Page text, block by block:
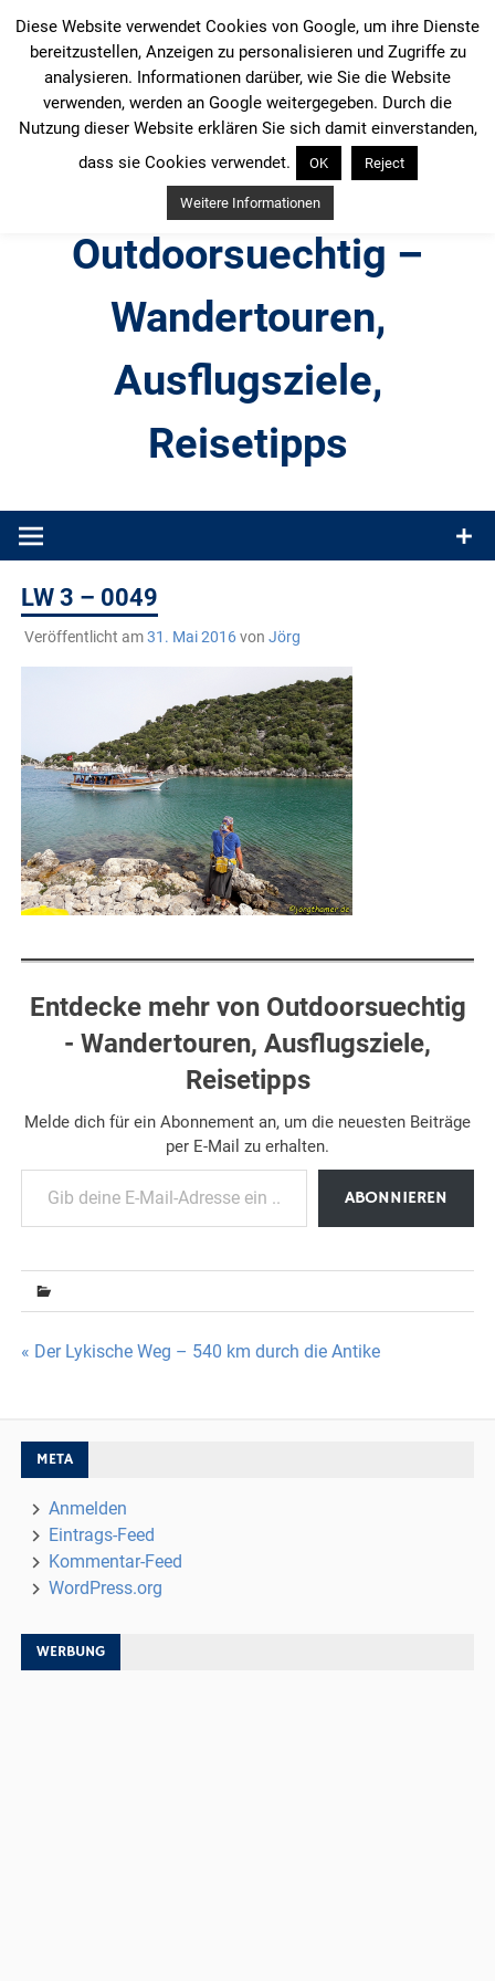
Inhalt
springen
Outdoorsuechtig –
Wandertouren,
Ausflugsziele,
Reisetipps
Produkttests und Buchrezensionen. Ein Blog für alle, die gern
LW 3 – 0049
Veröffentlicht am31. Mai 2016von Jörg
Entdecke mehr von Outdoorsuechtig
- Wandertouren, Ausflugsziele,
Reisetipps
Melde dich für ein Abonnement an, um die neuesten Beiträge
per E-Mail zu erhalten.
Gib deine E-Mail-Adresse ein ...
ABONNIEREN
Beitragsnavigation
« Der Lykische Weg – 540 km durch die Antike
META
Anmelden
Eintrags-Feed
Kommentar-Feed
WordPress.org
WERBUNG
Diese Website verwendet Cookies von Google, um ihre Dienste
bereitzustellen, Anzeigen zu personalisieren und Zugriffe zu
analysieren. Informationen darüber, wie Sie die Website
verwenden, werden an Google weitergegeben. Durch die
Nutzung dieser Website erklären Sie sich damit einverstanden,
dass sie Cookies verwendet.
OK Reject
Weitere Informationen